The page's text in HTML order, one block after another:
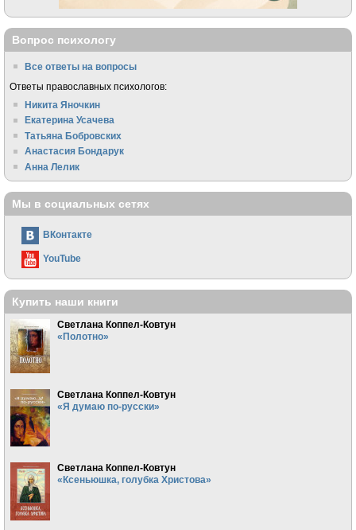
Вопрос психологу
Все ответы на вопросы
Ответы православных психологов:
Никита Яночкин
Екатерина Усачева
Татьяна Бобровских
Анастасия Бондарук
Анна Лелик
Мы в социальных сетях
ВКонтакте
YouTube
Купить наши книги
Светлана Коппел-Ковтун
«Полотно»
Светлана Коппел-Ковтун
«Я думаю по-русски»
Светлана Коппел-Ковтун
«Ксеньюшка, голубка Христова»